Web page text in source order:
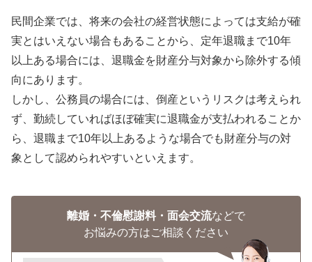
民間企業では、将来の会社の経営状態によっては支給が確
実とはいえない場合もあることから、定年退職まで10年
以上ある場合には、退職金を財産分与対象から除外する傾
向にあります。
しかし、公務員の場合には、倒産というリスクは考えられ
ず、勤続していればほぼ確実に退職金が支払われることか
ら、退職まで10年以上あるような場合でも財産分与の対
象として認められやすいといえます。
離婚・不倫慰謝料・面会交流などで
お悩みの方はご相談ください